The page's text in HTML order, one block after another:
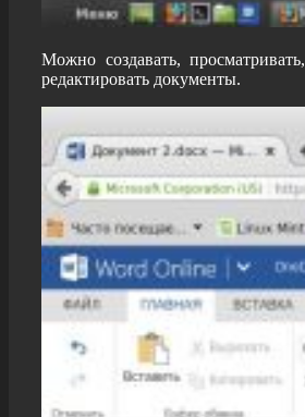
Можно создавать, просматривать,
редактировать документы.